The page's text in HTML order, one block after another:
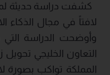
كشفت دراسة حديثة
وأوضحت الدراسة
التعاون الخليجي
المملكة تواكب بصورة